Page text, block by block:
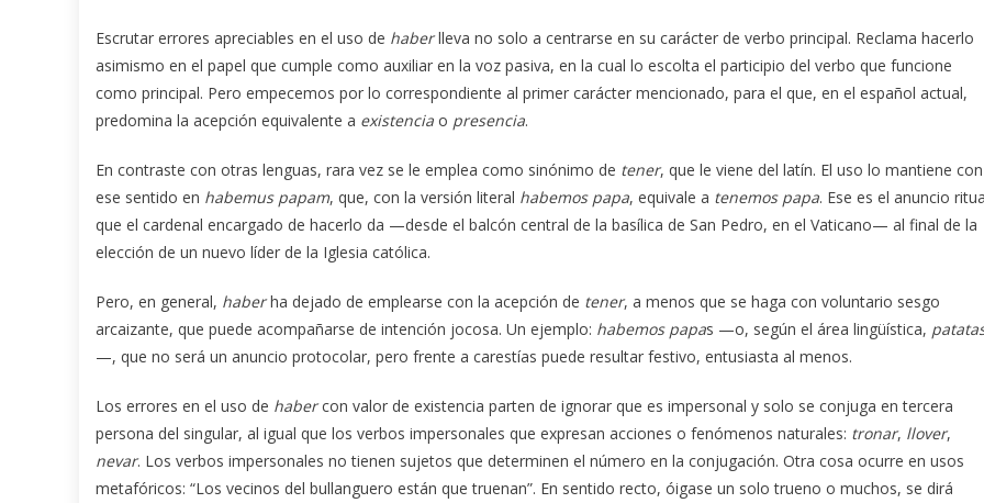
Escrutar errores apreciables en el uso de haberlleva no solo a centrarse en su carácter de verbo principal. Reclama hacerlo
asimismo en el papel que cumple como auxiliar en la voz pasiva, en la cual lo escolta el participio del verbo que funcione
como principal. Pero empecemos por lo correspondiente al primer carácter mencionado, para el que, en el español actual,
predomina la acepción equivalente a existencia o presencia.
En contraste con otras lenguas, rara vez se le emplea como sinónimo de tener, que le viene del latín. El uso lo mantiene con
ese sentido en habemus papam, que, con la versión literal habemos papa, equivale a tenemos papa. Ese es el anuncio
que el cardenal encargado de hacerlo da —desde el balcón central de la basílica de San Pedro, en el Vaticano— al final de la
elección de un nuevo líder de la Iglesia católica.
Pero, en general, haberha dejado de emplearse con la acepción de tener, a menos que se haga con voluntario sesgo
arcaizante, que puede acompañarse de intención jocosa. Un ejemplo: habemos papas —o, según el área lingüística,
—, que no será un anuncio protocolar, pero frente a carestías puede resultar festivo, entusiasta al menos.
Los errores en el uso de habercon valor de existencia parten de ignorar que es impersonal y solo se conjuga en tercera
persona del singular, al igual que los verbos impersonales que expresan acciones o fenómenos naturales: tronar, llover,
nevar. Los verbos impersonales no tienen sujetos que determinen el número en la conjugación. Otra cosa ocurre en usos
metafóricos: “Los vecinos del bullanguero están que truenan”. En sentido recto, óigase un solo trueno o muchos, se dirá